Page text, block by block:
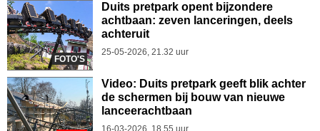
FOTO'S
Duits pretpark opent bijzondere
achtbaan: zeven lanceringen, deels
achteruit
25-05-2026, 21.32 uur
Video: Duits pretpark geeft blik achter
de schermen bij bouw van nieuwe
lanceerachtbaan